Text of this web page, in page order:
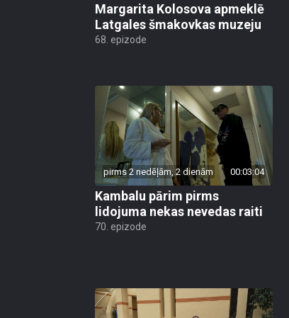
Margarita Kolosova apmeklē
Latgales šmakovkas muzeju
68. epizode
pirms 2 nedēļām, 2 dienām 00:03:04
Kambalu pārim pirms
lidojuma nekas nevedas raiti
70. epizode